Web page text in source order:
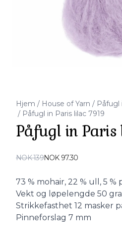
Hjem / House of Yarn / Påfugl
/ Påfugl in Paris lilac 7919
Påfugl in Paris
NOK 139NOK 97.30
Description
73 % mohair, 22 % ull, 5 %
Vekt og løpelengde 50
Strikkefasthet 12 masker
Pinneforslag 7 mm